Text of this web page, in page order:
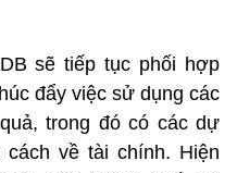
sẽ tiếp tục phối hợp
đẩy việc sử dụng các
trong đó có các dự
về tài chính. Hiện